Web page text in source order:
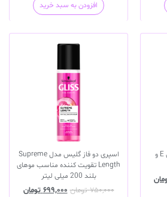
افزودن به سبد خرید
روغن مو پنتن حاوی ویتامین E و
اسپری دو فاز گلیس مدل Supreme
Length تقویت کننده مناسب موهای
بلند 200 میلی لیتر
۷۵۰,۰۰۰ تومان ۶۹۹,۰۰۰ تومان